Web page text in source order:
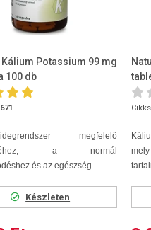
Potassium 99 mg
100 db
megfelelő
a normál
és az egészség...
Készleten